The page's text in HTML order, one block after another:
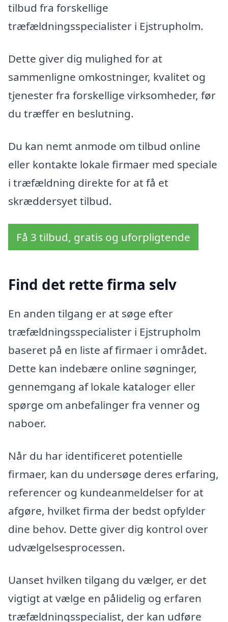
tilbud fra forskellige
træfældningsspecialister i Ejstrupholm.
Dette giver dig mulighed for at
sammenligne omkostninger, kvalitet og
tjenester fra forskellige virksomheder, før
du træffer en beslutning.
Du kan nemt anmode om tilbud online
eller kontakte lokale firmaer med speciale
i træfældning direkte for at få et
skræddersyet tilbud.
Få 3 tilbud, gratis og uforpligtende
Find det rette firma selv
En anden tilgang er at søge efter
træfældningsspecialister i Ejstrupholm
baseret på en liste af firmaer i området.
Dette kan indebære online søgninger,
gennemgang af lokale kataloger eller
spørge om anbefalinger fra venner og
naboer.
Når du har identificeret potentielle
firmaer, kan du undersøge deres erfaring,
referencer og kundeanmeldelser for at
afgøre, hvilket firma der bedst opfylder
dine behov. Dette giver dig kontrol over
udvælgelsesprocessen.
Uanset hvilken tilgang du vælger, er det
vigtigt at vælge en pålidelig og erfaren
træfældningsspecialist, der kan udføre